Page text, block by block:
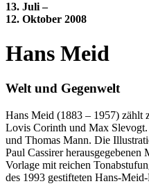
13. Juli –
12. Oktober 2008
Hans Meid
Welt und Gegenwelt
Hans Meid (1883 – 1957) zählt
Lovis Corinth und Max Slevogt.
und Thomas Mann. Die
Paul Cassirer
Vorlage mit reichen
des 1993 gestifteten Hans-